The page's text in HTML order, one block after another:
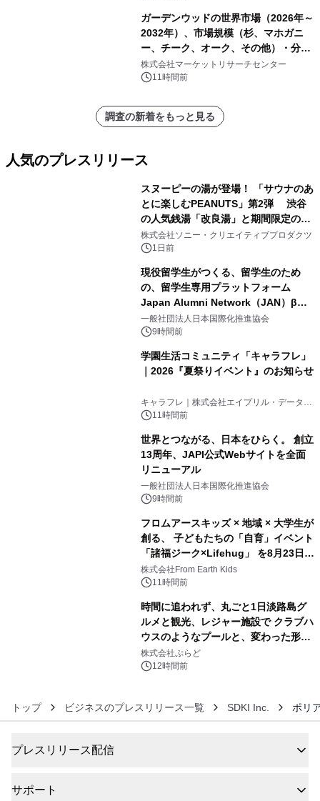
ガーデンウッドの世界市場（2026年～
2032年）、市場規模（杉、マホガニ
ー、チーク、オーク、その他）・分析
レポートを発表
株式会社マーケットリサーチセンター
11時間前
調査の新着をもっと見る
人気のプレスリリース
スヌーピーの湯が登場！ 「サウナのあ
とに楽しむPEANUTS」第2弾 渋谷
の人気銭湯「改良湯」と期間限定のコ
ラボレーション サウナイキタイコラ
ボグッズも発売決定！
株式会社ソニー・クリエイティブプロダクツ
1日前
現役留学生がつくる、留学生のため
の、留学生専用プラットフォーム
Japan Alumni Network（JAN）β版
をリリース
一般社団法人日本国際化推進協会
9時間前
学園生活コミュニティ「キャラフレ」
｜2026『夏祭りイベント』のお知らせ
キャラフレ｜株式会社エイプリル・データ・
デザインズ
11時間前
世界とつながる、日本をひらく。 創立
13周年、JAPI公式Webサイトを全面
リニューアル
一般社団法人日本国際化推進協会
9時間前
フロムアースキッズ × 地域 × 大学生が
創る、 子どもたちの「自育」イベント
「諸福ジーク×Lifehug」 を8月23日
(日)開催
株式会社From Earth Kids
11時間前
時間に追われず、丸ごと1日淡路島グ
ルメと観光、レジャー施設で クラブハ
ウスのようなプールと、変わった形の
サウナも 「THE BOXY AWAJI」のお
得な素泊まり連泊プランで
株式会社ぷらど
12時間前
トップ ビジネスのプレスリリース一覧 SDKI Inc. ポリ
プレスリリース配信
サポート